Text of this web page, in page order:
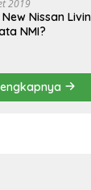
2019
Nissan
NMI?